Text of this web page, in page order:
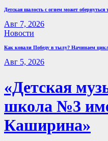
Детская шалость с огнем может
Авг 7, 2026
Новости
Как ковали Победу в тылу? Начинаем
Авг 5, 2026
«Детская
школа №3
Каширина»